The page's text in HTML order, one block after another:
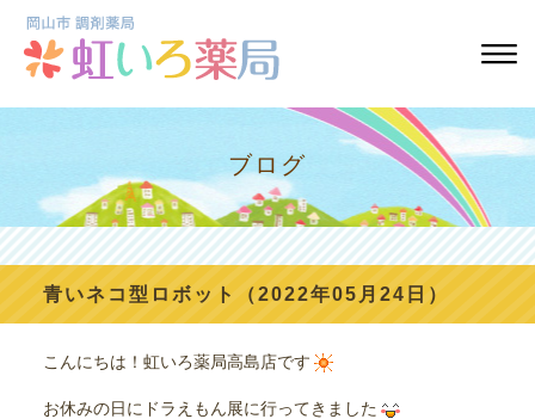
ブログ
青いネコ型ロボット（2022年05月24日）
こんにちは！虹いろ薬局高島店です
お休みの日にドラえもん展に行ってきました